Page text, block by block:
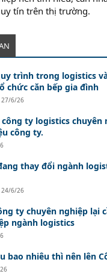
tín trên thị trường.
trình trong logistics
chức căn bếp gia đình
27/6/26
ty logistics chuyên
công ty.
thay đổi ngành
24/6/26
ty chuyên nghiệp lại
ngành logistics
bao nhiêu thì nên lên